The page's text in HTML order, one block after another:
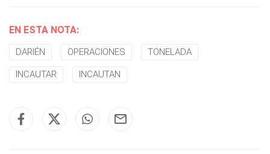
EN ESTA NOTA:
DARIÉN OPERACIONES TONELADA
INCAUTAR INCAUTAN